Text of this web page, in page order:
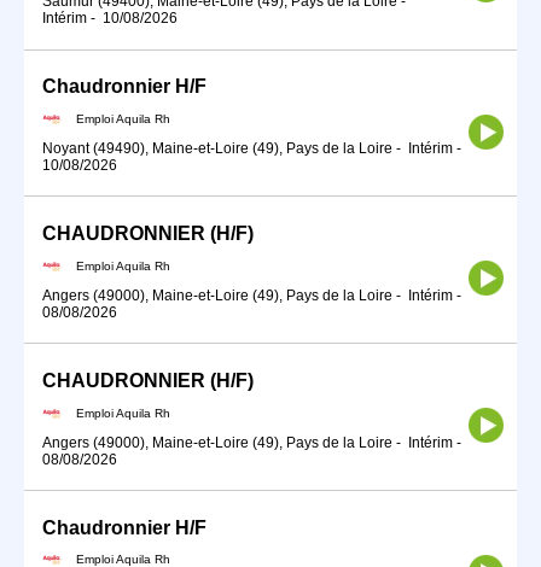
Intérim - 10/08/2026
Chaudronnier H/F
Emploi Aquila Rh
Noyant (49490), Maine-et-Loire (49), Pays de la Loire - Intérim -
10/08/2026
CHAUDRONNIER (H/F)
Emploi Aquila Rh
Angers (49000), Maine-et-Loire (49), Pays de la Loire - Intérim -
08/08/2026
CHAUDRONNIER (H/F)
Emploi Aquila Rh
Angers (49000), Maine-et-Loire (49), Pays de la Loire - Intérim -
08/08/2026
Chaudronnier H/F
Emploi Aquila Rh